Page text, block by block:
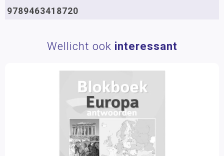
9789463418720
Wellicht ook interessant